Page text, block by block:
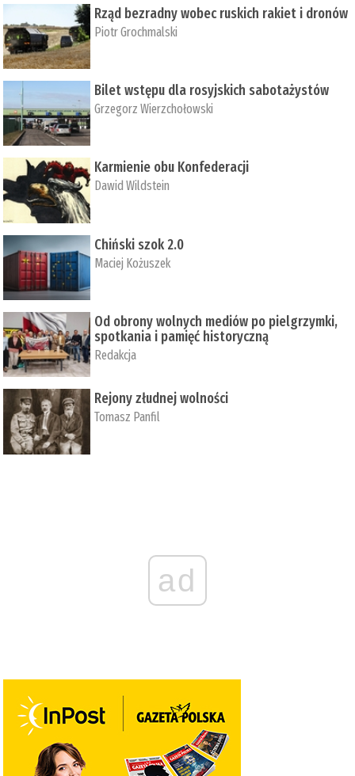
Rząd bezradny wobec ruskich rakiet i dronów
Piotr Grochmalski
Bilet wstępu dla rosyjskich sabotażystów
Grzegorz Wierzchołowski
Karmienie obu Konfederacji
Dawid Wildstein
Chiński szok 2.0
Maciej Kożuszek
Od obrony wolnych mediów po pielgrzymki,
spotkania i pamięć historyczną
Redakcja
Rejony złudnej wolności
Tomasz Panfil
ad